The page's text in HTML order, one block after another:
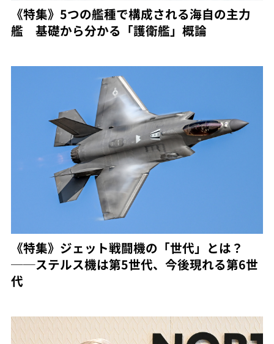
《特集》5つの艦種で構成される海自の主力
艦 基礎から分かる「護衛艦」概論
《特集》ジェット戦闘機の「世代」とは？
──ステルス機は第5世代、今後現れる第6世
代